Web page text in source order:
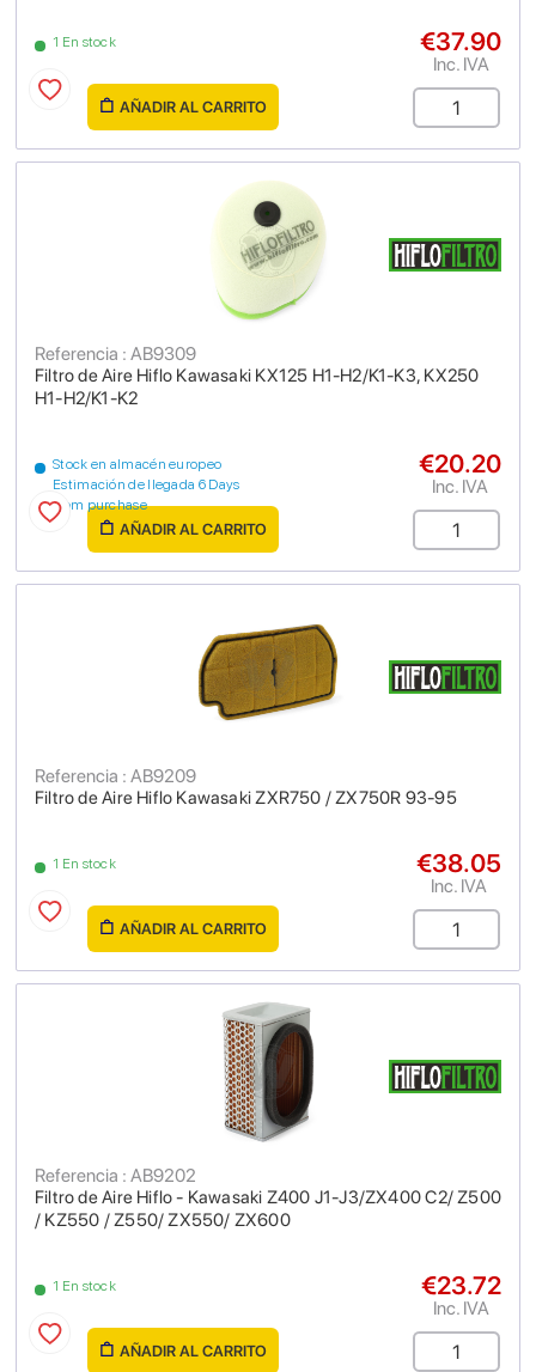
1 En stock €37.90
Inc. IVA
AÑADIR AL CARRITO
Filtro de Aire Hiflo Kawasaki KX125 H1-H2/K1-K3, KX250
H1-H2/K1-K2
Referencia : AB9309
Stock en almacén europeo
Estimación de llegada 6 Days
from purchase
€20.20
Inc. IVA
AÑADIR AL CARRITO
Filtro de Aire Hiflo Kawasaki ZXR750 / ZX750R 93-95
Referencia : AB9209
1 En stock €38.05
Inc. IVA
AÑADIR AL CARRITO
Filtro de Aire Hiflo - Kawasaki Z400 J1-J3/ZX400 C2/ Z500
/ KZ550 / Z550/ ZX550/ ZX600
Referencia : AB9202
1 En stock €23.72
Inc. IVA
AÑADIR AL CARRITO